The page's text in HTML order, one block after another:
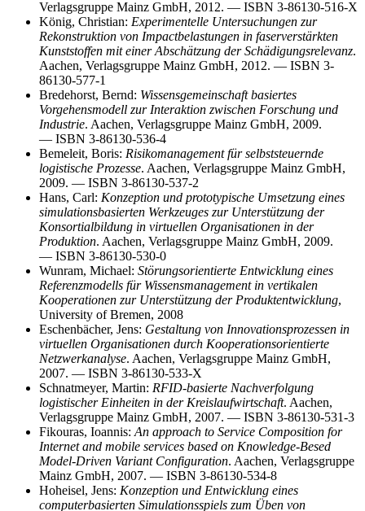
Verlagsgruppe Mainz GmbH, 2012. — ISBN 3-86130-516-X
König, Christian: Experimentelle Untersuchungen zur
Rekonstruktion von Impactbelastungen in faserverstärkten
Kunststoffen mit einer Abschätzung der Schädigungsrelevanz.
Aachen, Verlagsgruppe Mainz GmbH, 2012. — ISBN 3-
86130-577-1
Bredehorst, Bernd: Wissensgemeinschaft basiertes
Vorgehensmodell zur Interaktion zwischen Forschung und
Industrie. Aachen, Verlagsgruppe Mainz GmbH, 2009.
— ISBN 3-86130-536-4
Bemeleit, Boris: Risikomanagement für selbststeuernde
logistische Prozesse. Aachen, Verlagsgruppe Mainz GmbH,
2009. — ISBN 3-86130-537-2
Hans, Carl: Konzeption und prototypische Umsetzung eines
simulationsbasierten Werkzeuges zur Unterstützung der
Konsortialbildung in virtuellen Organisationen in der
Produktion. Aachen, Verlagsgruppe Mainz GmbH, 2009.
— ISBN 3-86130-530-0
Wunram, Michael: Störungsorientierte Entwicklung eines
Referenzmodells für Wissensmanagement in vertikalen
Kooperationen zur Unterstützung der Produktentwicklung,
University of Bremen, 2008
Eschenbächer, Jens: Gestaltung von Innovationsprozessen in
virtuellen Organisationen durch Kooperationsorientierte
Netzwerkanalyse. Aachen, Verlagsgruppe Mainz GmbH,
2007. — ISBN 3-86130-533-X
Schnatmeyer, Martin: RFID-basierte Nachverfolgung
logistischer Einheiten in der Kreislaufwirtschaft. Aachen,
Verlagsgruppe Mainz GmbH, 2007. — ISBN 3-86130-531-3
Fikouras, Ioannis:An approach to Service Composition for
Internet and mobile services based on Knowledge-Besed
Model-Driven Variant Configuration. Aachen, Verlagsgruppe
Mainz GmbH, 2007. — ISBN 3-86130-534-8
Hoheisel, Jens: Konzeption und Entwicklung eines
computerbasierten Simulationsspiels zum Üben von